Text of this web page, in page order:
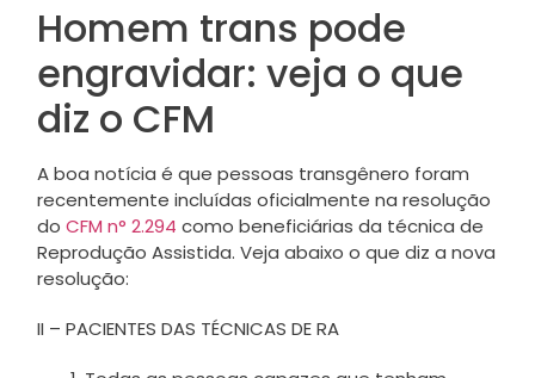
Homem trans pode
engravidar: veja o que
diz o CFM
A boa notícia é que pessoas transgênero foram
recentemente incluídas oficialmente na resolução
do CFM n° 2.294 como beneficiárias da técnica de
Reprodução Assistida. Veja abaixo o que diz a nova
resolução:
II – PACIENTES DAS TÉCNICAS DE RA